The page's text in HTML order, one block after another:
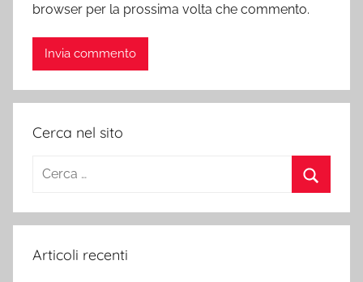
browser per la prossima volta che commento.
Cerca nel sito
Ricerca
Articoli recenti